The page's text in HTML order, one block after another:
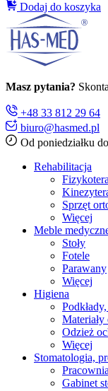
Dodaj do koszyka
Masz pytania?
+48 33 812 29 64
biuro@hasmed.pl
Od poniedziałku
Rehabilitacja
Sprzęt
Więcej
Meble
Stoły
Fotele
Parawany
Więcej
Higiena
Odzież
Więcej
Stomatologia,
Gabinet